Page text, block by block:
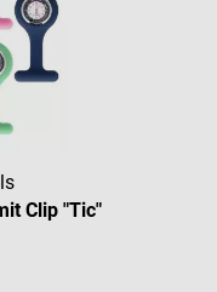
Clip "Tic"